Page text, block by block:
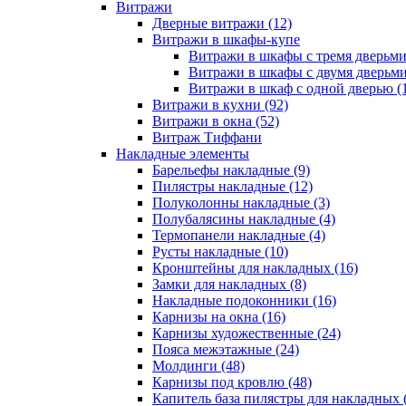
Витражи
Дверные витражи (12)
Витражи в шкафы-купе
Витражи в шкафы с тремя
Витражи в шкафы с двумя
Витражи в шкаф с одной дверью
Витражи в кухни (92)
Витражи в окна (52)
Витраж Тиффани
Накладные элементы
Барельефы накладные (9)
Пилястры накладные (12)
Полуколонны накладные (3)
Полубалясины накладные (4)
Термопанели накладные (4)
Русты накладные (10)
Кронштейны для накладных (16)
Замки для накладных (8)
Накладные подоконники (16)
Карнизы на окна (16)
Карнизы художественные (24)
Пояса межэтажные (24)
Молдинги (48)
Карнизы под кровлю (48)
Капитель база пилястры для накладных